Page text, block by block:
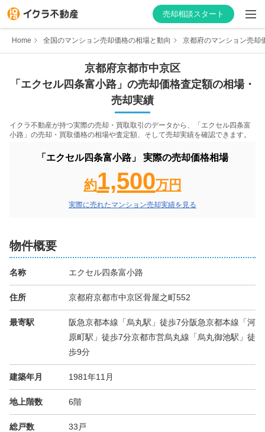
売却相談スタート
はじめての方へ
不動産会社を探す
お家の売却を学ぶ
不動産会社向け情報
Home 全国のマンション売却価格の相場と動向 京都府のマンション売却
京都府京都市中京区
「 エクセル四条富小路 」の売却価格査定額の相場・
売却実績
イクラ不動産が持つ実際の売却・買取取引のデータから、「 エクセル四条富
小路 」の売却・買取価格の相場や査定額、そして売却実績を確認できます。
「 エクセル四条富小路 」 実際の売却価格相場
約1,500万円
実際に売れたマンション売却実績を見る
物件概要
名称 エクセル四条富小路
住所 京都府京都市中京区骨屋之町552
最寄駅
阪急京都本線「烏丸駅」徒歩7分阪急京都本線「河
原町駅」徒歩7分京都市営烏丸線「烏丸御池駅」徒
歩9分
建築年月 1981年11月
地上階数 6階
総戸数 33戸